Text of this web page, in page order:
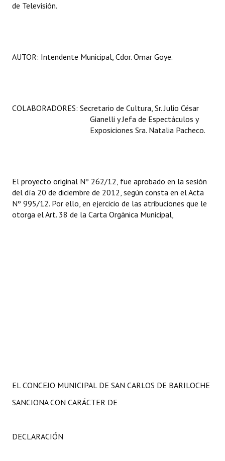
Datos Históricos
Ciudadano Ilustre - Registro
Banca del Vecino - Registro
Reconocimientos - Registro
Bariloche, Municipio intercultural
de Televisión.
AUTOR: Intendente Municipal, Cdor. Omar Goye.
COLABORADORES: Secretario de Cultura, Sr. Julio César
Gianelli yJefa de Espectáculos y
Exposiciones Sra. Natalia Pacheco.
El proyecto original Nº 262/12, fue aprobado en la sesión
del día 20 de diciembre de 2012, según consta en el Acta
Nº 995/12. Por ello, en ejercicio de las atribuciones que le
otorga el Art. 38 de la Carta Orgánica Municipal,
EL CONCEJO MUNICIPAL DE SAN CARLOS DE BARILOCHE
SANCIONA CON CARÁCTER DE
DECLARACIÓN